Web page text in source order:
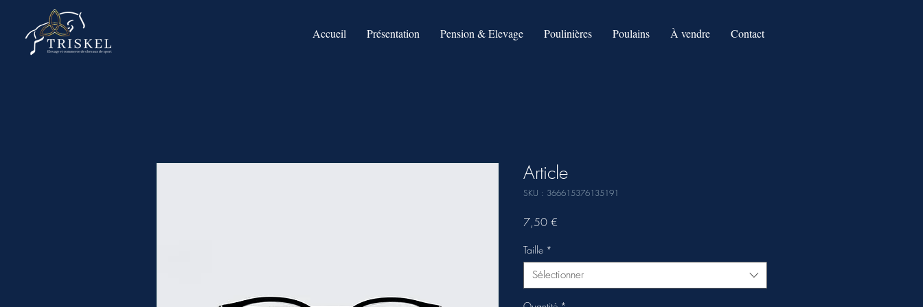
Accueil Présentation Pension & Elevage Poulinières Poulains À vendre Contact
Article
SKU : 366615376135191
7,50 €
Taille *
Sélectionner